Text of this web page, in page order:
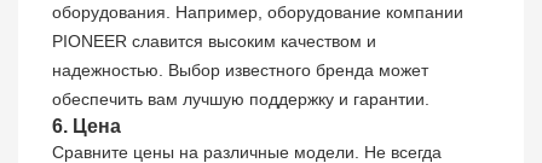
оборудования. Например, оборудование компании
PIONEER славится высоким качеством и
надежностью. Выбор известного бренда может
обеспечить вам лучшую поддержку и гарантии.
6. Цена
Сравните цены на различные модели. Не всегда